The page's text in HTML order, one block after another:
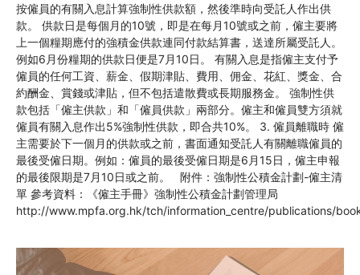
按僱員的有關入息計算強制性供款額，然後準時向受託人作出供
款。 供款日是每個月的10號，即是在每月10號或之前，僱主要將
上一個糧期應付的強積金供款連同付款結算書，送達所屬受託人。
例如6月份糧期的供款日便是7月10日。 有關入息是指僱主支付予
僱員的任何工資、薪金、假期津貼、費用、佣金、花紅、獎金、合
約酬金、賞錢或津貼，但不包括遣散費或長期服務金。 強制性供
款包括「僱主供款」和「僱員供款」兩部分。僱主和僱員雙方須就
僱員有關入息作出5%強制性供款，即合共10%。 3. 僱員離職時 僱
主需要於下一個月的供款或之前，書面通知受託人有關離職僱員的
最後受僱日期。例如：僱員的最後受僱日期是6月15日，僱主申報
的最後限期是7月10日或之前。 附件：強制性公積金計劃-僱主清
單 參考資料：《僱主手冊》強制性公積金計劃管理局
http://www.mpfa.org.hk/tch/information_centre/publications/